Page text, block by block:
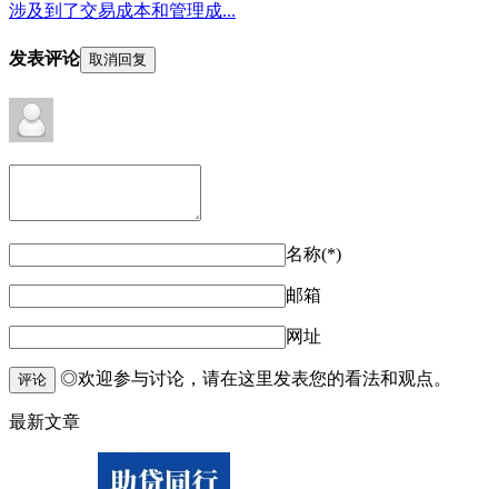
涉及到了交易成本和管理成...
发表评论 取消回复
名称(*)
邮箱
网址
评论 ◎欢迎参与讨论，请在这里发表您的看法和观点。
最新文章